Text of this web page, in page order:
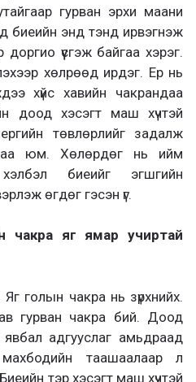
гурван эрхи маани
биеийн энд тэнд ирвэгнэж
үүсгэж байгаа хэрэг.
хөлрөөд ирдэг. Ер нь
хүйс хавийн чакрандаа
доод хэсэгт маш хүчтэй
төвлөрлийг задалж
юм. Хөлөрдөг нь ийм
биеийг эгшгийн
өгдөг гэсэн үг.
чакра яг ямар учиртай
голын чакра нь зүрхнийх.
гурван чакра бий. Доод
адгууслаг амьдраад
таашаалаар л
тэр хэсэгт маш хүчтэй